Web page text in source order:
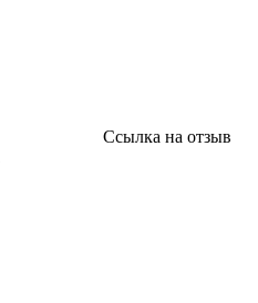
Ссылка на отзыв